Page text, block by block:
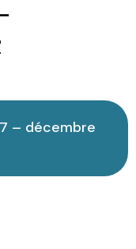
– décembre